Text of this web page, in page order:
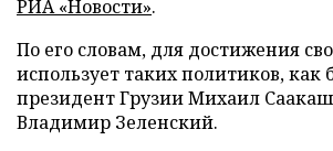
РИА «Новости».
По его словам, для достижения
использует таких политиков,
президент Грузии Михаил
Владимир Зеленский.